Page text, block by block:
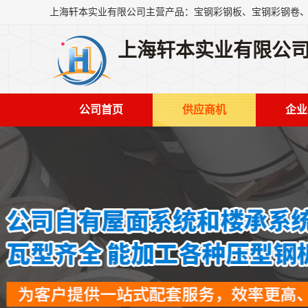
上海轩本实业有限公
公司首页 供应商机 企